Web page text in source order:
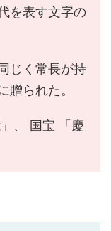
を表す文字の
じく常長が持
贈られた。
、 国宝 「慶